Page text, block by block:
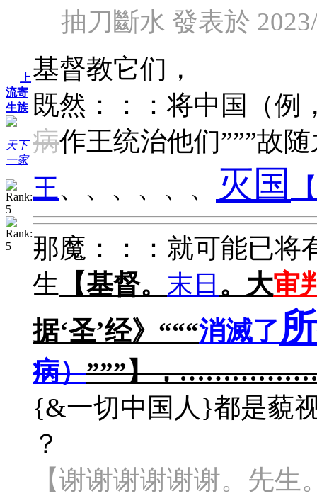
上
流寄
生族
天下
一家
抽刀斷水 發表於
基督教它们，
既然：：： 将中国（例
病作王统治他们”””故
王、、、、、、 灭国
那魔：：： 就可能已将
生 【基督。 末日 。大审
据‘圣’经》 “““消滅了
病）”””】，
{&一切中国人}都是藐
？
【谢谢谢谢谢谢。先